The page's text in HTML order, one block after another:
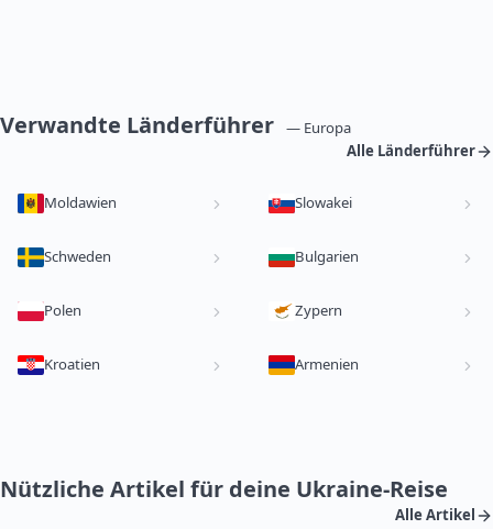
Verwandte Länderführer
— Europa
Alle Länderführer
Moldawien Slowakei
Schweden Bulgarien
Polen Zypern
Kroatien Armenien
Nützliche Artikel für deine Ukraine-Reise
Alle Artikel